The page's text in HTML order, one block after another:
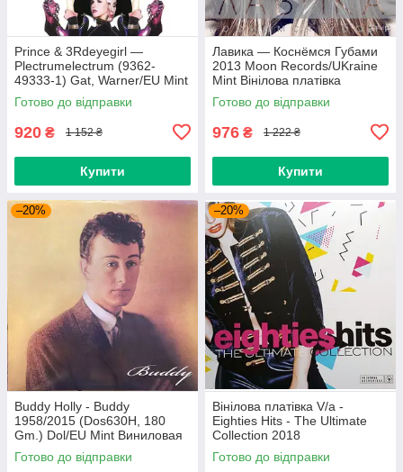
Prince & 3Rdeyegirl —
Plectrumelectrum (9362-
49333-1) Gat, Warner/EU Mint
Вінілова платівка (art.220362)
Готово до відправки
920 ₴ 1 152 ₴
Купити
Лавика — Коснёмся Губами
2013 Moon Records/UKraine
Mint Вінілова платівка
(art.221702)
Готово до відправки
976 ₴ 1 222 ₴
Купити
–20%
Buddy Holly - Buddy
1958/2015 (Dos630H, 180
Gm.) Dol/EU Mint Виниловая
пластинка (art.234454)
Готово до відправки
–20%
Вінілова платівка V/a -
Eighties Hits - The Ultimate
Collection 2018
(0190758737713) Sony
Music/EU Mint
Готово до відправки